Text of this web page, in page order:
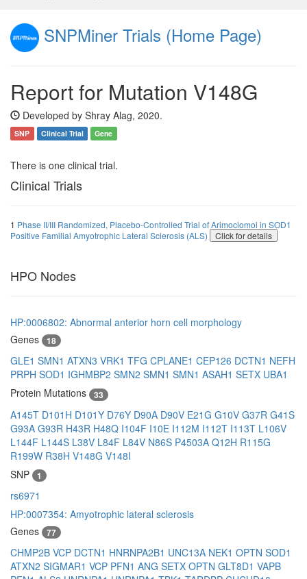
SNPMiner Trials (Home Page)
Report for Mutation V148G
Developed by Shray Alag, 2020.
SNP Clinical Trial Gene
There is one clinical trial.
Clinical Trials
1 Phase II/III Randomized, Placebo-Controlled Trial of Arimoclomol in SOD1
Positive Familial Amyotrophic Lateral Sclerosis (ALS)
Click for details
HPO Nodes
HP:0006802: Abnormal anterior horn cell morphology
Genes
18
GLE1 SMN1 ATXN3 VRK1 TFG CPLANE1 CEP126 DCTN1 NEFH
PRPH SOD1 IGHMBP2 SMN2 SMN1 SMN1 ASAH1 SETX UBA1
Protein Mutations
33
A145T D101H D101Y D76Y D90A D90V E21G G10V G37R G41S
G93A G93R H43R H48Q I104F I10E I112M I112T I113T L106V
L144F L144S L38V L84F L84V N86S P4503A Q12H R115G
R199W R38H V148G V148I
SNP
1
rs6971
HP:0007354: Amyotrophic lateral sclerosis
Genes
77
CHMP2B VCP DCTN1 HNRNPA2B1 UNC13A NEK1 OPTN SOD1
ATXN2 SIGMAR1 VCP PFN1 ANG SETX OPTN GLT8D1 VAPB